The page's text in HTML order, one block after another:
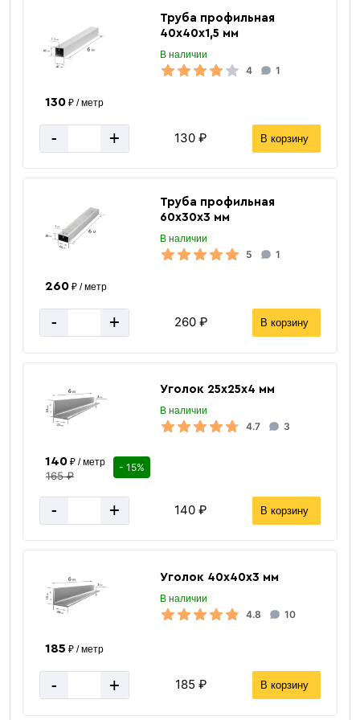
Труба профильная
40х40х1,5 мм
В наличии
4 1
130₽ / метр
- + 130 ₽ В корзину
Труба профильная
60х30х3 мм
В наличии
5 1
260₽ / метр
- + 260 ₽ В корзину
Уголок 25х25х4 мм
В наличии
4.7 3
140₽ / метр
165 ₽
- 15%
- + 140 ₽ В корзину
Уголок 40х40х3 мм
В наличии
4.8 10
185 ₽ / метр
- + 185 ₽ В корзину